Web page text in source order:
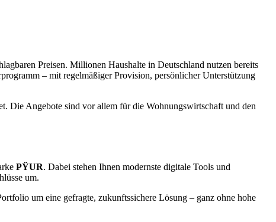
Preisen. Millionen Haushalte in Deutschland nutzen bereits
– mit regelmäßiger Provision, persönlicher Unterstützung
Die Angebote sind vor allem für die Wohnungswirtschaft und den
PŸUR. Dabei stehen Ihnen modernste digitale Tools und
um.
um eine gefragte, zukunftssichere Lösung – ganz ohne hohe